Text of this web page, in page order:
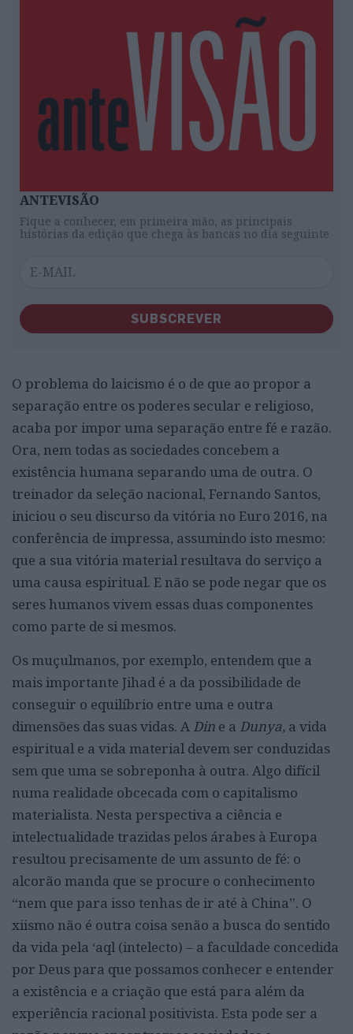
ANTEVISÃO
Fique a conhecer, em primeira mão, as principais
histórias da edição que chega às bancas no dia seguinte
SUBSCREVER
O problema do laicismo é o de que ao propor a
separação entre os poderes secular e religioso,
acaba por impor uma separação entre fé e razão.
Ora, nem todas as sociedades concebem a
existência humana separando uma de outra. O
treinador da seleção nacional, Fernando Santos,
iniciou o seu discurso da vitória no Euro 2016, na
conferência de impressa, assumindo isto mesmo:
que a sua vitória material resultava do serviço a
uma causa espiritual. E não se pode negar que os
seres humanos vivem essas duas componentes
como parte de si mesmos.
Os muçulmanos, por exemplo, entendem que a
mais importante Jihad é a da possibilidade de
conseguir o equilíbrio entre uma e outra
dimensões das suas vidas. A Din e a Dunya, a vida
espiritual e a vida material devem ser conduzidas
sem que uma se sobreponha à outra. Algo difícil
numa realidade obcecada com o capitalismo
materialista. Nesta perspectiva a ciência e
intelectualidade trazidas pelos árabes à Europa
resultou precisamente de um assunto de fé: o
alcorão manda que se procure o conhecimento
“nem que para isso tenhas de ir até à China”. O
xiismo não é outra coisa senão a busca do sentido
da vida pela ‘aql (intelecto) – a faculdade concedida
por Deus para que possamos conhecer e entender
a existência e a criação que está para além da
experiência racional positivista. Esta pode ser a